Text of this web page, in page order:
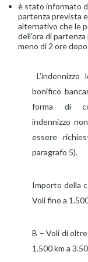
è stato informato
partenza prevista
alternativo che le
dell’ora di
meno di 2 ore
bonifico
forma di
indennizzo
essere
paragrafo 5).
Importo della
Voli fino a
B – Voli di
1.500 km a